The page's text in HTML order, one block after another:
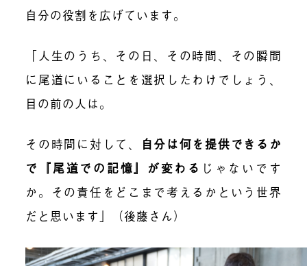
自分の役割を広げています。
「人生のうち、その日、その時間、その瞬間
に尾道にいることを選択したわけでしょう、
目の前の人は。
その時間に対して、
自分は何を提供できるか
で『尾道での記憶』が変わる じゃないです
か。その責任をどこまで考えるかという世界
だと思います」（後藤さん）